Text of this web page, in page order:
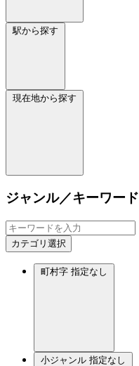
駅から探す
現在地から探す
ジャンル／キーワード
カテゴリ選択
町村字 指定なし
小ジャンル 指定なし